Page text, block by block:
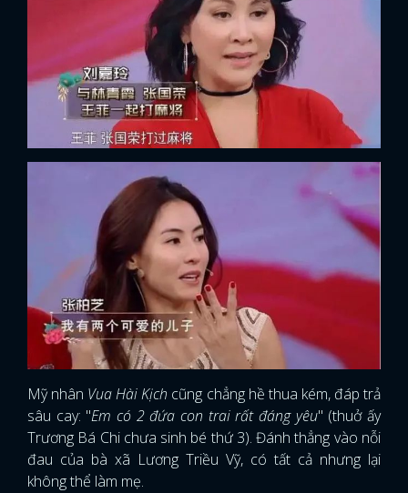
Mỹ nhân Vua Hài Kịch cũng chẳng hề thua kém, đáp trả
sâu cay: "Em có 2 đứa con trai rất đáng yêu" (thuở ấy
Trương Bá Chi chưa sinh bé thứ 3). Đánh thẳng vào nỗi
đau của bà xã Lương Triều Vỹ, có tất cả nhưng lại
không thể làm mẹ.